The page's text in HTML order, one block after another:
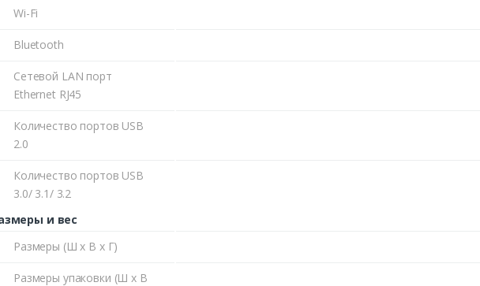
Wi-Fi
Bluetooth
Сетевой LAN порт
Ethernet RJ45
Количество портов USB
2.0
Количество портов USB
3.0/ 3.1/ 3.2
и вес
Размеры (Ш х В х Г)
Размеры упаковки (Ш х В